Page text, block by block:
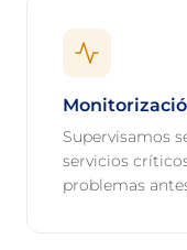
Supervisamos
servicios
problemas